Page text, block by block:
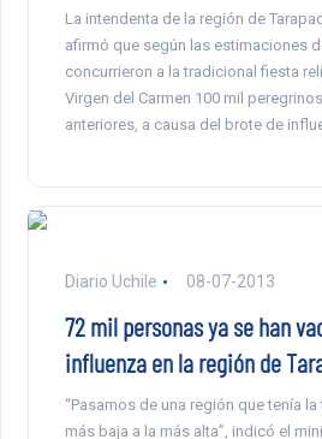
La intendenta de la región de
afirmó que según las estimaciones
concurrieron a la tradicional fiesta
Virgen del Carmen 100 mil
anteriores, a causa del brote de
Diario Uchile 08-07-2013
72 mil personas ya se han
influenza en la región de
“Pasamos de una región que tenía
más baja a la más alta”, indicó el